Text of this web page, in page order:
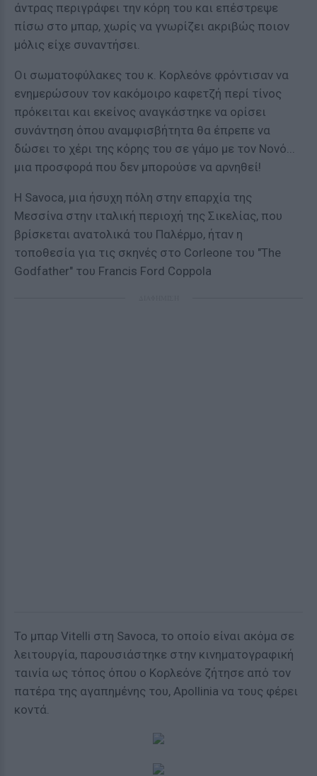
άντρας περιγράφει την κόρη του και επέστρεψε
πίσω στο μπαρ, χωρίς να γνωρίζει ακριβώς ποιον
μόλις είχε συναντήσει.
Οι σωματοφύλακες του κ. Κορλεόνε φρόντισαν να
ενημερώσουν τον κακόμοιρο καφετζή περί τίνος
πρόκειται και εκείνος αναγκάστηκε να ορίσει
συνάντηση όπου αναμφισβήτητα θα έπρεπε να
δώσει το χέρι της κόρης του σε γάμο με τον Νονό...
μια προσφορά που δεν μπορούσε να αρνηθεί!
Η Savoca, μια ήσυχη πόλη στην επαρχία της
Μεσσίνα στην ιταλική περιοχή της Σικελίας, που
βρίσκεται ανατολικά του Παλέρμο, ήταν η
τοποθεσία για τις σκηνές στο Corleone του "The
Godfather" του Francis Ford Coppola
Το μπαρ Vitelli στη Savoca, το οποίο είναι ακόμα σε
λειτουργία, παρουσιάστηκε στην κινηματογραφική
ταινία ως τόπος όπου ο Κορλεόνε ζήτησε από τον
πατέρα της αγαπημένης του, Apollinia να τους φέρει
κοντά.